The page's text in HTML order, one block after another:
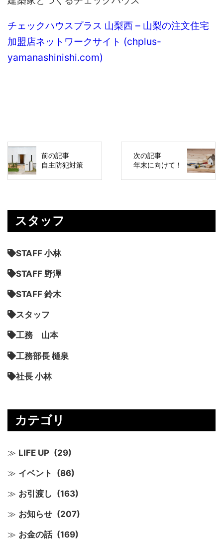
チェックハウスプラス 山梨西 – 山梨の注文住宅
加盟店ネットワークサイト (chplus-
yamanashinishi.com)
前の記事
自主防犯対策
次の記事
年末に向けて！
スタッフ
STAFF 小林
STAFF 野澤
STAFF 鈴木
スタッフ
工務 山本
工務部長 樋泉
社長 小林
カテゴリ
LIFE UP (29)
イベント (86)
お引渡し (163)
お知らせ (207)
お金の話 (169)